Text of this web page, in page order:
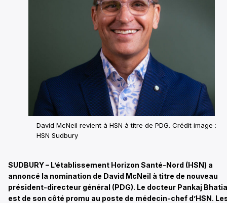
David McNeil revient à HSN à titre de PDG. Crédit image :
HSN Sudbury
SUDBURY – L’établissement Horizon Santé-Nord (HSN) a
annoncé la nomination de David McNeil à titre de nouveau
président-directeur général (PDG). Le docteur Pankaj Bhatia
est de son côté promu au poste de médecin-chef d’HSN.